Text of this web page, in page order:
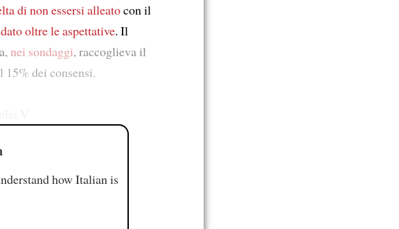
di non essersi alleatocon il
oltre le aspettative. Il
nei sondaggi, raccoglieva il
15% dei consensi.
how Italian is